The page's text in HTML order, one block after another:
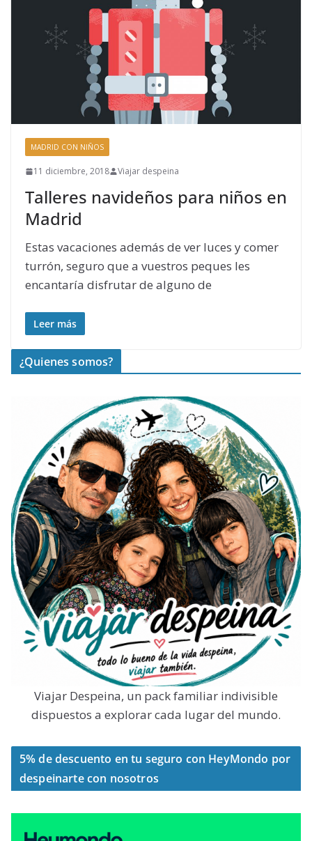
MADRID CON NIÑOS
11 diciembre, 2018 Viajar despeina
Talleres navideños para niños en
Madrid
Estas vacaciones además de ver luces y comer
turrón, seguro que a vuestros peques les
encantaría disfrutar de alguno de
Leer más
¿Quienes somos?
Viajar Despeina, un pack familiar indivisible
dispuestos a explorar cada lugar del mundo.
5% de descuento en tu seguro con HeyMondo por
despeinarte con nosotros